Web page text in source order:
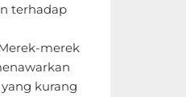
terhadap
merek
kurang